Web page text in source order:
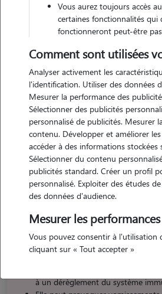
La maladie
chronique de
chat
Cet article et les informations qu’il
cas les conseils et avis de votre
symptômes, questions, prenez rendez-
La MICI, ou maladie inflammatoire
affection digestive qui touche de nombreux
ne soit pas directement mortelle si elle est
charge, elle nécessite un traitement au
de préserver la qualité de vie de l’animal.
Ce qu’il faut retenir sur la
à un dérèglement du système
Vous aurez toujours accès
certaines fonctionnalités qui
fonctionneront peut-être
Comment sont utilisées
Analyser activement les
l'identification. Utiliser des données
Mesurer la performance des
Sélectionner des publicités
personnalisé de publicités. Mesurer
contenu. Développer et améliorer
accéder à des informations
Sélectionner du contenu
publicités standard. Créer un profil
personnalisé. Exploiter des études
des données d'audience.
Mesurer les performances
Vous pouvez consentir à l'utilisation
cliquant sur « Tout accepter »